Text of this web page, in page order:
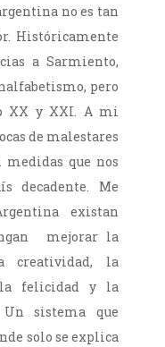
no es tan
Históricamente
a Sarmiento,
pero
XX y XXI. A mi
de malestares
que nos
decadente. Me
existan
mejorar la
creatividad, la
la felicidad y la
sistema que
solo se explica